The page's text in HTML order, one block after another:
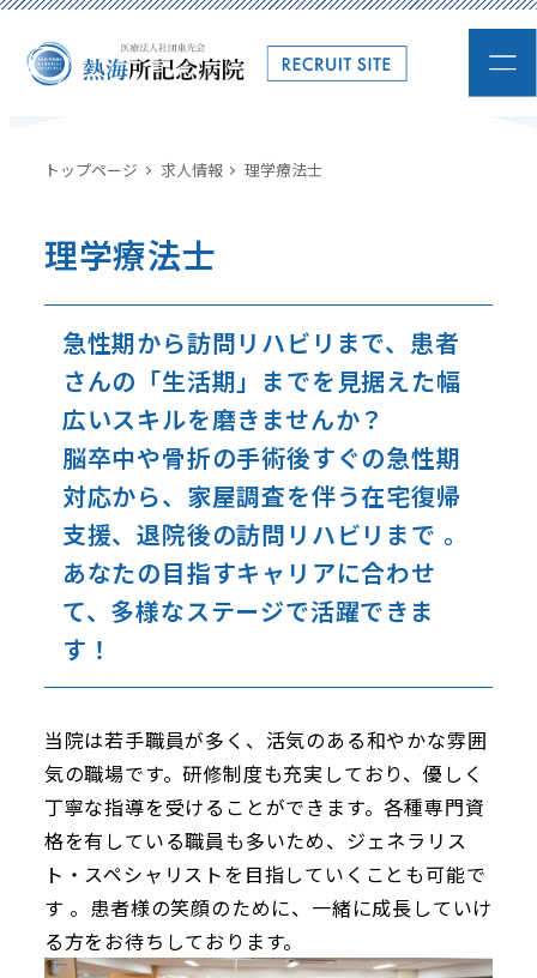
トップページ 求人情報 理学療法士
理学療法士
急性期から訪問リハビリまで、患者
さんの「生活期」までを見据えた幅
広いスキルを磨きませんか？
脳卒中や骨折の手術後すぐの急性期
対応から、家屋調査を伴う在宅復帰
支援、退院後の訪問リハビリまで 。
あなたの目指すキャリアに合わせ
て、多様なステージで活躍できま
す！
当院は若手職員が多く、活気のある和やかな雰囲
気の職場です。研修制度も充実しており、優しく
丁寧な指導を受けることができます。各種専門資
格を有している職員も多いため、ジェネラリス
ト・スペシャリストを目指していくことも可能で
す 。患者様の笑顔のために、一緒に成長していけ
る方をお待ちしております。